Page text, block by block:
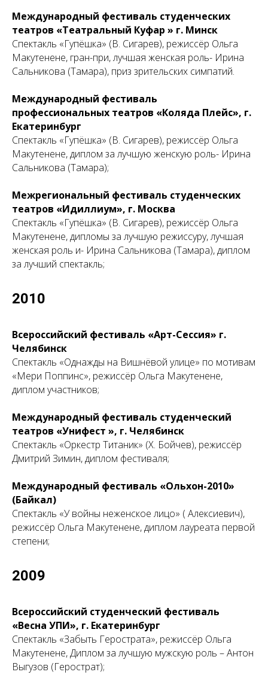
Международный фестиваль студенческих
театров «Театральный Куфар » г. Минск
Спектакль «Гупёшка» (В. Сигарев), режиссёр Ольга
Макутенене, гран-при, лучшая женская роль- Ирина
Сальникова (Тамара), приз зрительских симпатий.
Международный фестиваль
профессиональных театров «Коляда Плейс», г.
Екатеринбург
Спектакль «Гупёшка» (В. Сигарев), режиссёр Ольга
Макутенене, диплом за лучшую женскую роль- Ирина
Сальникова (Тамара);
Межрегиональный фестиваль студенческих
театров «Идиллиум», г. Москва
Спектакль «Гупёшка» (В. Сигарев), режиссёр Ольга
Макутенене, дипломы за лучшую режиссуру, лучшая
женская роль и- Ирина Сальникова (Тамара), диплом
за лучший спектакль;
2010
Всероссийский фестиваль «Арт-Сессия» г.
Челябинск
Спектакль «Однажды на Вишнёвой улице» по мотивам
«Мери Поппинс», режиссёр Ольга Макутенене,
диплом участников;
Международный фестиваль студенческий
театров «Унифест », г. Челябинск
Спектакль «Оркестр Титаник» (Х. Бойчев), режиссёр
Дмитрий Зимин, диплом фестиваля;
Международный фестиваль «Ольхон-2010»
(Байкал)
Спектакль «У войны неженское лицо» ( Алексиевич),
режиссёр Ольга Макутенене, диплом лауреата первой
степени;
2009
Всероссийский студенческий фестиваль
«Весна УПИ», г. Екатеринбург
Спектакль «Забыть Герострата», режиссёр Ольга
Макутенене, Диплом за лучшую мужскую роль – Антон
Выгузов (Герострат);